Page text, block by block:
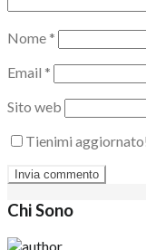
Nome *
Email *
Sito web
Tienimi aggiornato!
Chi Sono